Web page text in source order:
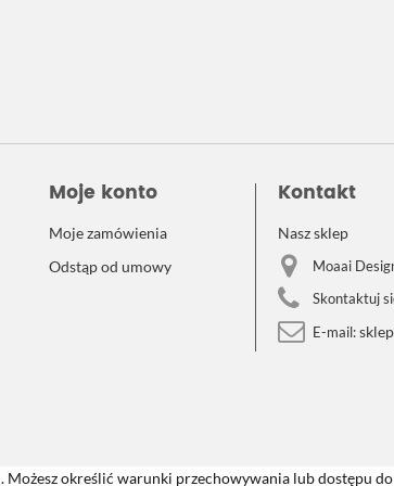
Moje konto
Moje zamówienia
Odstąp od umowy
Kontakt
Nasz sklep
Moaai
Skontaktuj
E-mail:
. Możesz określić warunki przechowywania lub dostępu